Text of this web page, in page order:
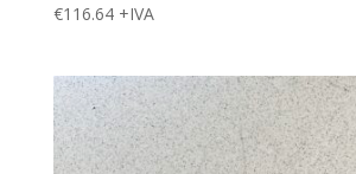
€116.64 +IVA